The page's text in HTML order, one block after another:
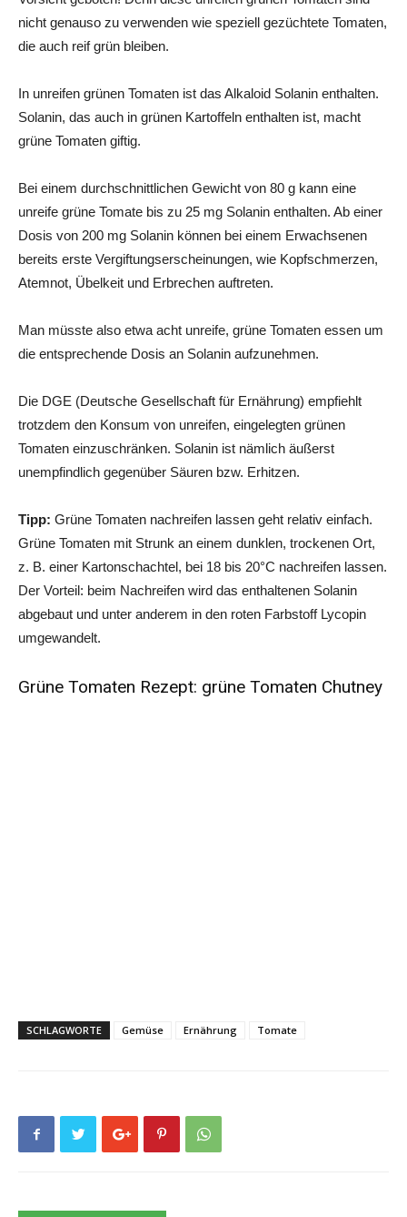
nicht genauso zu verwenden wie speziell gezüchtete Tomaten,
die auch reif grün bleiben.
In unreifen grünen Tomaten ist das Alkaloid Solanin enthalten.
Solanin, das auch in grünen Kartoffeln enthalten ist, macht
grüne Tomaten giftig.
Bei einem durchschnittlichen Gewicht von 80 g kann eine
unreife grüne Tomate bis zu 25 mg Solanin enthalten. Ab einer
Dosis von 200 mg Solanin können bei einem Erwachsenen
bereits erste Vergiftungserscheinungen, wie Kopfschmerzen,
Atemnot, Übelkeit und Erbrechen auftreten.
Man müsste also etwa acht unreife, grüne Tomaten essen um
die entsprechende Dosis an Solanin aufzunehmen.
Die DGE (Deutsche Gesellschaft für Ernährung) empfiehlt
trotzdem den Konsum von unreifen, eingelegten grünen
Tomaten einzuschränken. Solanin ist nämlich äußerst
unempfindlich gegenüber Säuren bzw. Erhitzen.
Tipp: Grüne Tomaten nachreifen lassen geht relativ einfach.
Grüne Tomaten mit Strunk an einem dunklen, trockenen Ort,
z. B. einer Kartonschachtel, bei 18 bis 20°C nachreifen lassen.
Der Vorteil: beim Nachreifen wird das enthaltenen Solanin
abgebaut und unter anderem in den roten Farbstoff Lycopin
umgewandelt.
Grüne Tomaten Rezept: grüne Tomaten Chutney
SCHLAGWORTE Gemüse Ernährung Tomate